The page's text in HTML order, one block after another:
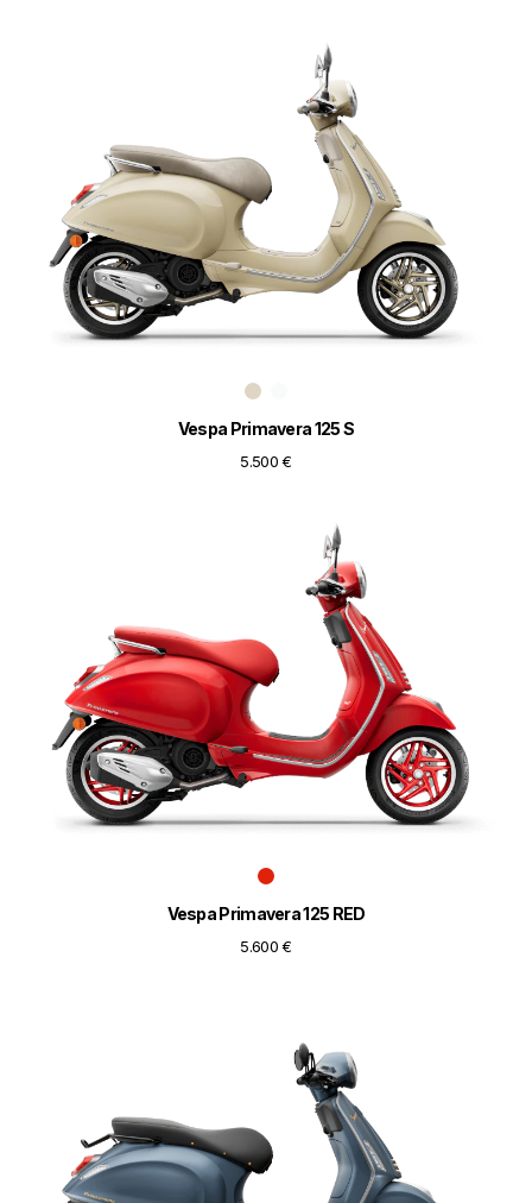
Vespa Primavera 125 S
5.500 €
Vespa Primavera 125 RED
5.600 €